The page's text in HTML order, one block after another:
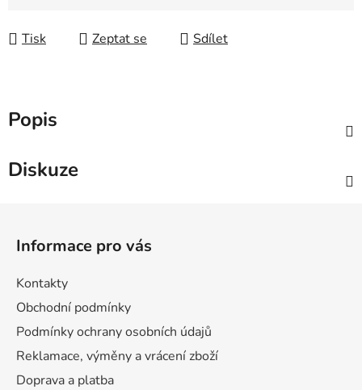
Tisk Zeptat se Sdílet
Popis
Diskuze
Informace pro vás
Kontakty
Obchodní podmínky
Podmínky ochrany osobních údajů
Reklamace, výměny a vrácení zboží
Doprava a platba